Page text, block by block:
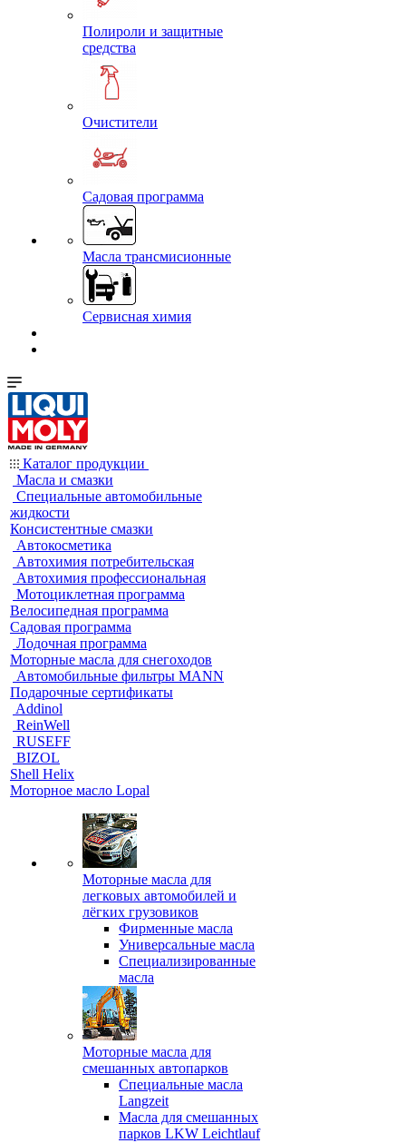
Полироли и защитные
средства
Очистители
Садовая программа
Масла трансмисионные
Сервисная химия
Каталог продукции
Масла и смазки
Специальные автомобильные
жидкости
Консистентные смазки
Автокосметика
Автохимия потребительская
Автохимия профессиональная
Мотоциклетная программа
Велосипедная программа
Садовая программа
Лодочная программа
Моторные масла для снегоходов
Автомобильные фильтры MANN
Подарочные сертификаты
Addinol
ReinWell
RUSEFF
BIZOL
Shell Helix
Моторное масло Lopal
Моторные масла для
легковых автомобилей и
лёгких грузовиков
Фирменные масла
Универсальные масла
Специализированные
масла
Моторные масла для
смешанных автопарков
Специальные масла
Langzeit
Масла для смешанных
парков LKW Leichtlauf